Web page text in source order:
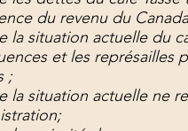
du revenu du
la situation actuelle du
et les représailles
;
la situation actuelle ne